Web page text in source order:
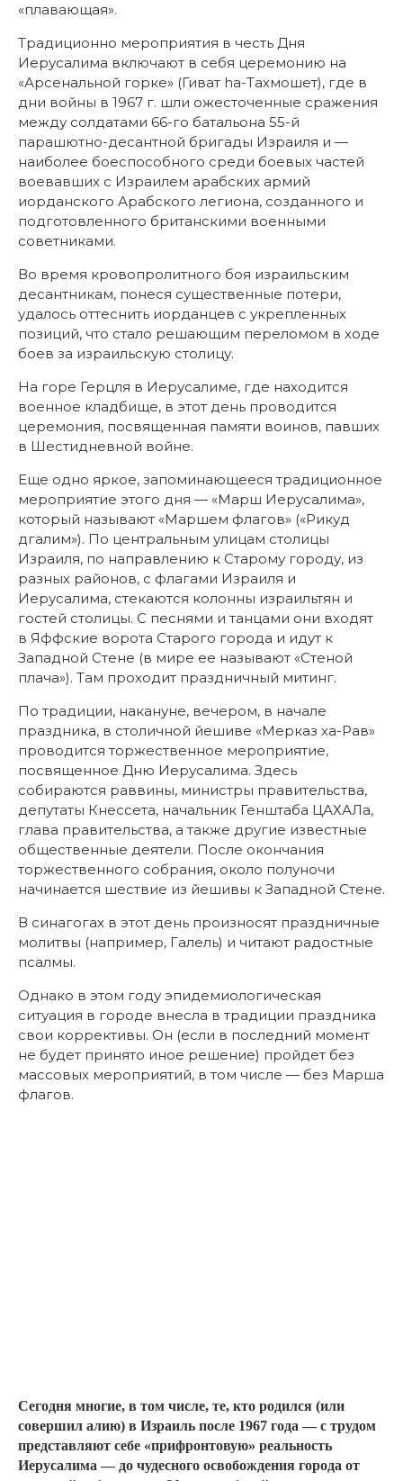
«плавающая».
Традиционно мероприятия в честь Дня
Иерусалима включают в себя церемонию на
«Арсенальной горке» (Гиват hа-Тахмошет), где в
дни войны в 1967 г. шли ожесточенные сражения
между солдатами 66-го батальона 55-й
парашютно-десантной бригады Израиля и —
наиболее боеспособного среди боевых частей
воевавших с Израилем арабских армий
иорданского Арабского легиона, созданного и
подготовленного британскими военными
советниками.
Во время кровопролитного боя израильским
десантникам, понеся существенные потери,
удалось оттеснить иорданцев с укрепленных
позиций, что стало решающим переломом в ходе
боев за израильскую столицу.
На горе Герцля в Иерусалиме, где находится
военное кладбище, в этот день проводится
церемония, посвященная памяти воинов, павших
в Шестидневной войне.
Еще одно яркое, запоминающееся традиционное
мероприятие этого дня — «Марш Иерусалима»,
который называют «Маршем флагов» («Рикуд
дгалим»). По центральным улицам столицы
Израиля, по направлению к Старому городу, из
разных районов, с флагами Израиля и
Иерусалима, стекаются колонны израильтян и
гостей столицы. С песнями и танцами они входят
в Яффские ворота Старого города и идут к
Западной Стене (в мире ее называют «Стеной
плача»). Там проходит праздничный митинг.
По традиции, накануне, вечером, в начале
праздника, в столичной йешиве «Мерказ ха-Рав»
проводится торжественное мероприятие,
посвященное Дню Иерусалима. Здесь
собираются раввины, министры правительства,
депутаты Кнессета, начальник Генштаба ЦАХАЛа,
глава правительства, а также другие известные
общественные деятели. После окончания
торжественного собрания, около полуночи
начинается шествие из йешивы к Западной Стене.
В синагогах в этот день произносят праздничные
молитвы (например, Галель) и читают радостные
псалмы.
Однако в этом году эпидемиологическая
ситуация в городе внесла в традиции праздника
свои коррективы. Он (если в последний момент
не будет принято иное решение) пройдет без
массовых мероприятий, в том числе — без Марша
флагов.
Сегодня многие, в том числе, те, кто родился (или
совершил алию) в Израиль после 1967 года — с трудом
представляют себе «прифронтовую» реальность
Иерусалима — до чудесного освобождения города от